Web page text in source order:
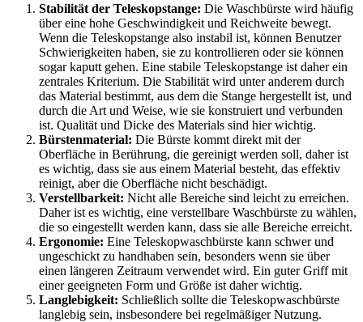
Stabilität der Teleskopstange: Die Waschbürste wird häufig
über eine hohe Geschwindigkeit und Reichweite bewegt.
Wenn die Teleskopstange also instabil ist, können Benutzer
Schwierigkeiten haben, sie zu kontrollieren oder sie können
sogar kaputt gehen. Eine stabile Teleskopstange ist daher ein
zentrales Kriterium. Die Stabilität wird unter anderem durch
das Material bestimmt, aus dem die Stange hergestellt ist, und
durch die Art und Weise, wie sie konstruiert und verbunden
ist. Qualität und Dicke des Materials sind hier wichtig.
Bürstenmaterial: Die Bürste kommt direkt mit der
Oberfläche in Berührung, die gereinigt werden soll, daher ist
es wichtig, dass sie aus einem Material besteht, das effektiv
reinigt, aber die Oberfläche nicht beschädigt.
Verstellbarkeit: Nicht alle Bereiche sind leicht zu erreichen.
Daher ist es wichtig, eine verstellbare Waschbürste zu wählen,
die so eingestellt werden kann, dass sie alle Bereiche erreicht.
Ergonomie: Eine Teleskopwaschbürste kann schwer und
ungeschickt zu handhaben sein, besonders wenn sie über
einen längeren Zeitraum verwendet wird. Ein guter Griff mit
einer geeigneten Form und Größe ist daher wichtig.
Langlebigkeit: Schließlich sollte die Teleskopwaschbürste
langlebig sein, insbesondere bei regelmäßiger Nutzung.